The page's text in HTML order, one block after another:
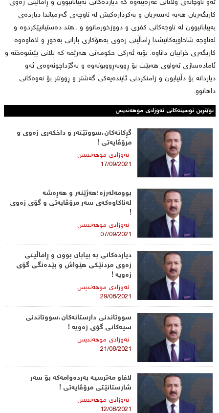
ئەو ناوچانەی وڵاتانی عەرەبیەوە كە دیاردەكانی بەبیابانبوون و ڕاماڵینی زەوی
كاریگەریان هەیە لەسەریان و بەكردارەكیش لە ناوچەی گەرمیاندا دیاردەی
بەبیابانبوون لە ناوچەكانی كفری و دووزخورماتوو و ..هتد دەستیانپێكردوە و
لەناوچە شاخاویەكانیشدا ڕاماڵینی زەوی بەهۆكاری بارانی بەخوڕ و لافاوەوە
كاریگەری خراپیان داناوە. بۆیە ئەركی حكومەتی هەرێمە كە پلانی پێشوەختە و
ئامادەسازی تەواوی هەبێت بۆ ڕووبەڕووبونەوە و بەگژداچونەوەی ئەو
دیاردانە بۆ دڵنیابون و زامنكردنی ئایندەیەكی گەشتر و ڕوونتر بۆ نەوەكانی
داهاتوو.
نوێترین نوسینەکانی نه‌وزادی‌ موهه‌ندیس
گڕكانەكان،سووتێنەر و داخكەری زەوی و
مرۆڤایەتی !
نه‌وزادی‌ موهه‌ندیس
17/09/2021
بوومەلەرزە؛هەژێنەر و هەڕەشە
لەناكاوەكەی سەر مرۆڤایەتی و گۆی زەوی
!
نه‌وزادی‌ موهه‌ندیس
07/09/2021
دیاردەكانی بە بیابان بوون و ڕاماڵینی
زەوی مردنێكی هێواش و بێدەنگی گۆی
زەویە !
نه‌وزادی‌ موهه‌ندیس
29/08/2021
سووتاندنی دارستانەكان،سووتاندنی
سیەكانی گۆی زەویە !
نه‌وزادی‌ موهه‌ندیس
21/08/2021
لافاو مەترسیە بەردەوامەكە بۆ سەر
شارستانێتی مرۆڤایەتی !
نه‌وزادی‌ موهه‌ندیس
12/08/2021